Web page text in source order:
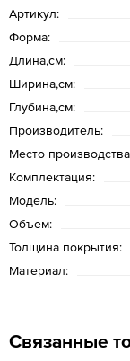
Артикул:
Форма:
Длина,см:
Ширина,см:
Глубина,см:
Производитель:
Место
Комплектация:
Модель:
Объем:
Толщина покрытия:
Материал:
Связанные